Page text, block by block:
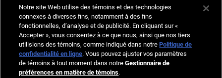
Canada et uniquement par l'intermédiaire de revendeurs agréés à cet effet.
Aucune partie de ce document ne peut être reproduite sous aucune forme
ni utilisée comme référence dans une autre publication, sans permission
écrite expresse. PIMCO est une marque d’Allianz Asset Management of
America LLC en aux États-Unis et ailleurs. Corporation PIMCO Canada,
199 rue Bay, bureau 2050, Commerce Court Station, CP 363 Toronto
(Ontario), M5L 1G2, 416-368-3350. ©2026, PIMCO. Tous droits réservés.
Notre site Web utilise des témoins et des technologies
connexes à diverses fins, notamment à des fins
fonctionnelles, d’analyse et de publicité. En cliquant sur «
Accepter », vous consentez à ce que nous, ainsi que nos tiers
utilisions des témoins, comme indiqué dans notrePolitique de
confidentialité en ligne. Vous pouvez ajuster vos paramètres
de témoins à tout moment dans notreGestionnaire de
préférences en matière de témoins.